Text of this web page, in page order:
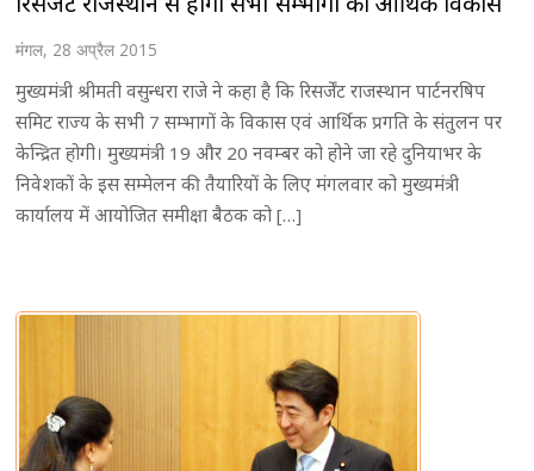
मंगल, 28 अप्रैल 2015
मुख्यमंत्री श्रीमती वसुन्धरा राजे ने कहा है कि रिसर्जेंट राजस्थान पार्टनरषिप
समिट राज्य के सभी 7 सम्भागों के विकास एवं आर्थिक प्रगति के संतुलन पर
केन्द्रित होगी। मुख्यमंत्री 19 और 20 नवम्बर को होने जा रहे दुनियाभर के
निवेशकों के इस सम्मेलन की तैयारियों के लिए मंगलवार को मुख्यमंत्री
कार्यालय में आयोजित समीक्षा बैठक को […]